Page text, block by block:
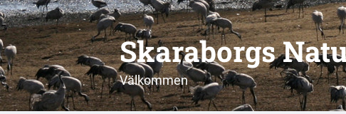
Skaraborgs
Välkommen